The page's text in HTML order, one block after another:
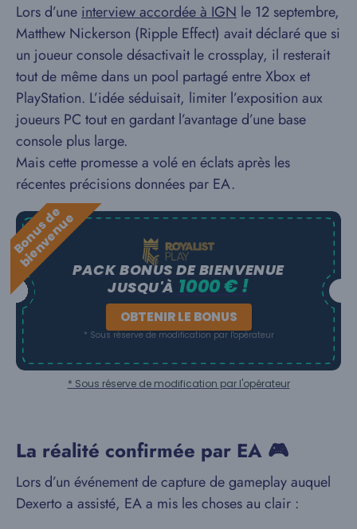
Lors d’une interview accordée à IGN le 12 septembre,
Matthew Nickerson (Ripple Effect) avait déclaré que si
un joueur console désactivait le crossplay, il resterait
tout de même dans un pool partagé entre Xbox et
PlayStation. L’idée séduisait, limiter l’exposition aux
joueurs PC tout en gardant l’avantage d’une base
console plus large.
Mais cette promesse a volé en éclats après les
récentes précisions données par EA.
B
o
n
u
s
d
e
b
i
e
n
v
e
n
u
ePACK BONUS DE BIENVENUE
JUSQU'À 1000 € !
OBTENIR LE BONUS
* Sous réserve de modification par l'opérateur
* Sous réserve de modification par l'opérateur
La réalité confirmée par EA 🎮
Lors d’un événement de capture de gameplay auquel
Dexerto a assisté, EA a mis les choses au clair :